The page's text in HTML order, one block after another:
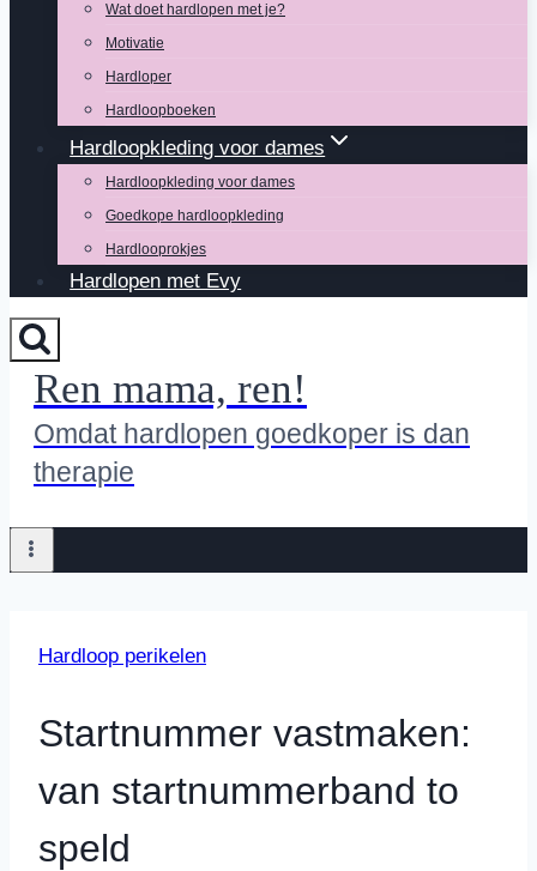
Wat doet hardlopen met je?
Motivatie
Hardloper
Hardloopboeken
Hardloopkleding voor dames
Hardloopkleding voor dames
Goedkope hardloopkleding
Hardlooprokjes
Hardlopen met Evy
Ren mama, ren!
Omdat hardlopen goedkoper is dan
therapie
Hardloop perikelen
Startnummer vastmaken:
van startnummerband to
speld